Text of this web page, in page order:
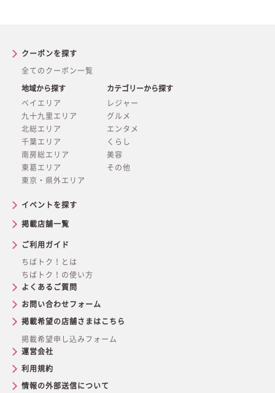
クーポンを探す
全てのクーポン一覧
地域から探す
ベイエリア
九十九里エリア
北総エリア
千葉エリア
南房総エリア
東葛エリア
東京・県外エリア
カテゴリーから探す
レジャー
グルメ
エンタメ
くらし
美容
その他
イベントを探す
掲載店舗一覧
ご利用ガイド
ちばトク！とは
ちばトク！の使い方
よくあるご質問
お問い合わせフォーム
掲載希望の店舗さまはこちら
掲載希望申し込みフォーム
運営会社
利用規約
情報の外部送信について